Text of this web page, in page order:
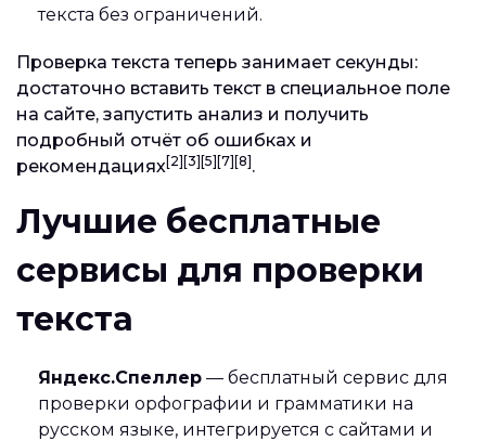
текста без ограничений.
Проверка текста теперь занимает секунды:
достаточно вставить текст в специальное поле
на сайте, запустить анализ и получить
подробный отчёт об ошибках и
рекомендациях[2][3][5][7][8] .
Лучшие бесплатные
сервисы для проверки
текста
Яндекс.Спеллер — бесплатный сервис для
проверки орфографии и грамматики на
русском языке, интегрируется с сайтами и